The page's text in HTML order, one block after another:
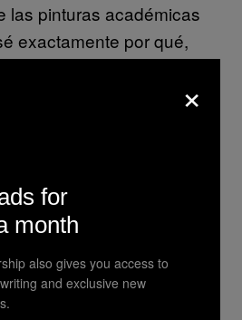
las pinturas académicas
exactamente por qué,
que con una
se capta mejor los
que si trabajo de
pincelazos aquí y
también representa
estados de
la agonía y el éxtasis.
un poco de esta
×
for
month
also gives you access to
and exclusive new